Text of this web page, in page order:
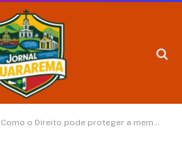
Como o Direito pode proteger a memória e a cultura de comunidades tradicionais